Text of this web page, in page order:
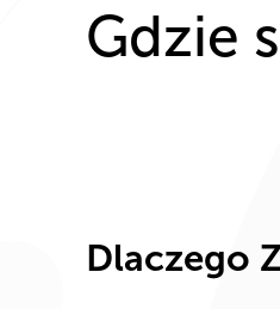
Gdzie
Dlaczego